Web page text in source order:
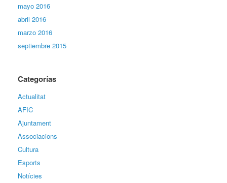
mayo 2016
abril 2016
marzo 2016
septiembre 2015
Categorías
Actualitat
AFIC
Ajuntament
Associacions
Cultura
Esports
Notícies